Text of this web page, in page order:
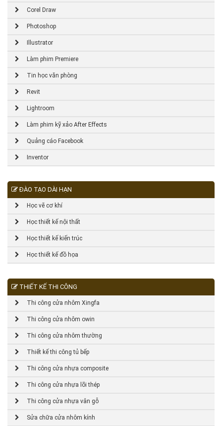
Corel Draw
Photoshop
Illustrator
Làm phim Premiere
Tin học văn phòng
Revit
Lightroom
Làm phim kỹ xảo After Effects
Quảng cáo Facebook
Inventor
ĐÀO TẠO DÀI HẠN
Học vẽ cơ khí
Học thiết kế nội thất
Học thiết kế kiến trúc
Học thiết kế đồ họa
THIẾT KẾ THI CÔNG
Thi công cửa nhôm Xingfa
Thi công cửa nhôm owin
Thi công cửa nhôm thường
Thiết kế thi công tủ bếp
Thi công cửa nhựa composite
Thi công cửa nhựa lõi thép
Thi công cửa nhựa vân gỗ
Sửa chữa cửa nhôm kính